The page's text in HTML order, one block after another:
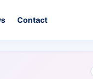
Contact